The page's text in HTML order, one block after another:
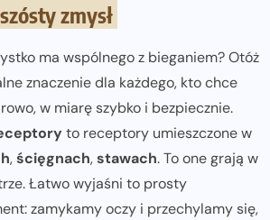
zmysł
ma wspólnego z bieganiem? Otóż
znaczenie dla każdego, kto chce
w miarę szybko i bezpiecznie.
to receptory umieszczone w
,ścięgnach,stawach. To one grają w
Łatwo wyjaśni to prosty
zamykamy oczy i przechylamy się,